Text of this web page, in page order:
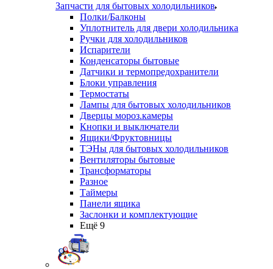
Запчасти для бытовых холодильников
Полки/Балконы
Уплотнитель для двери холодильника
Ручки для холодильников
Испарители
Конденсаторы бытовые
Датчики и термопредохранители
Блоки управления
Термостаты
Лампы для бытовых холодильников
Дверцы мороз.камеры
Кнопки и выключатели
Ящики/Фруктовницы
ТЭНы для бытовых холодильников
Вентиляторы бытовые
Трансформаторы
Разное
Таймеры
Панели ящика
Заслонки и комплектующие
Ещё 9